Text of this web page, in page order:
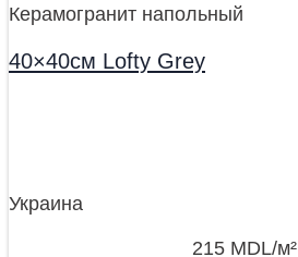
Керамогранит напольный
40×40см Lofty Grey
Украина
215 MDL/м²